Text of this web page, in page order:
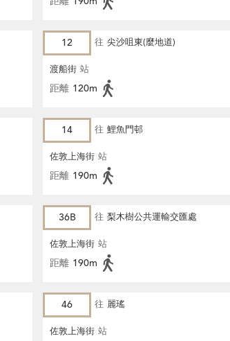
12 往 尖沙咀東(麼地道)
渡船街 站
距離 120m
14 往 鯉魚門邨
佐敦上海街 站
距離 190m
36B 往 梨木樹公共運輸交匯處
佐敦上海街 站
距離 190m
46 往 麗瑤
佐敦上海街 站